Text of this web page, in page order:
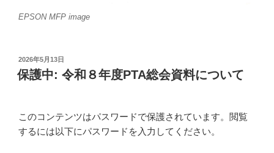
EPSON MFP image
投
稿
日:
2026年5月13日
保護中: 令和８年度PTA総会資料について
このコンテンツはパスワードで保護されています。閲覧
するには以下にパスワードを入力してください。